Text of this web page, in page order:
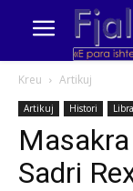
Kreu Artikuj
Artikuj Histori Libra
Sadri